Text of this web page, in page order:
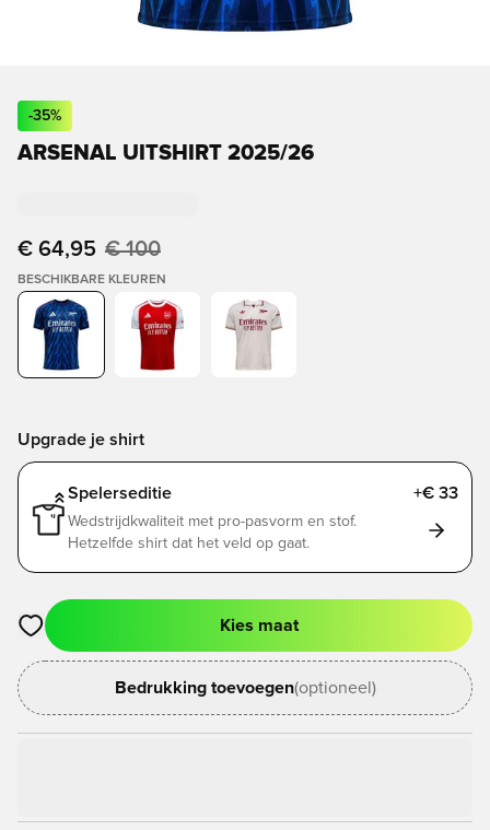
-35%
ARSENAL UITSHIRT 2025/26
€ 64,95 € 100
BESCHIKBARE KLEUREN
Upgrade je shirt
Spelerseditie +€ 33
Wedstrijdkwaliteit met pro-pasvorm en stof.
Hetzelfde shirt dat het veld op gaat.
Opent een venster om in te loggen of je aan te melden als lid
Kies maat
Bedrukking toevoegen(optioneel)